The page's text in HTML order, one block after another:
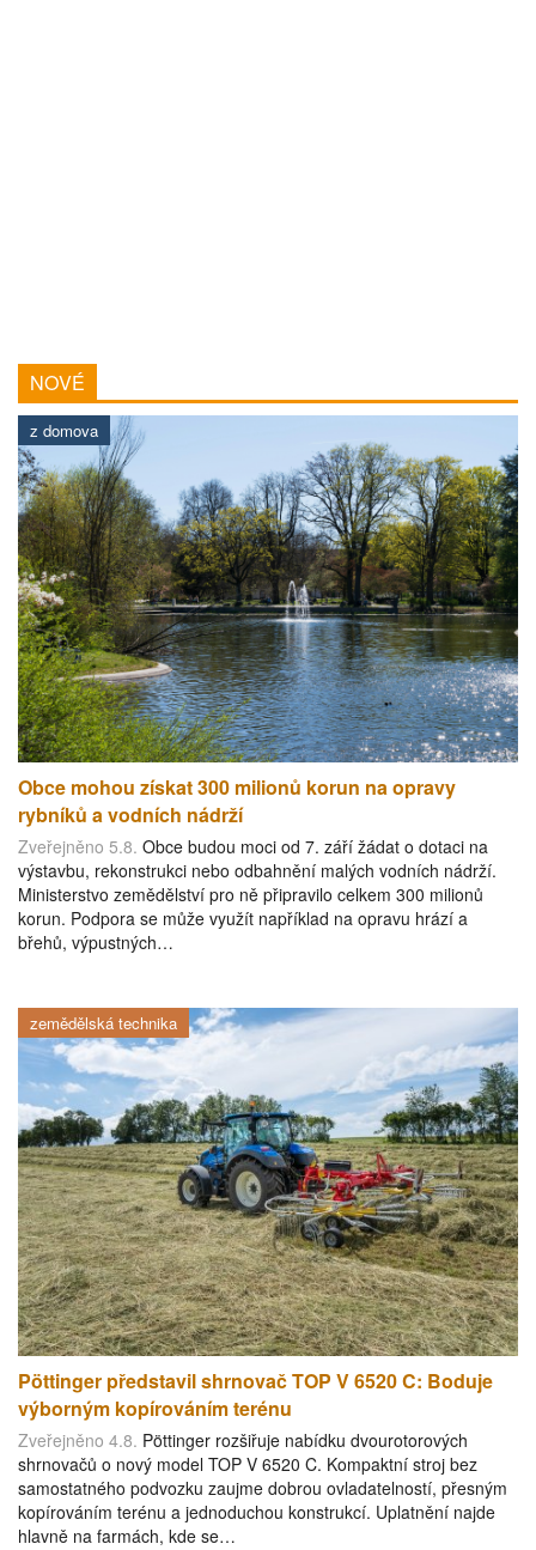
NOVÉ
z domova
Obce mohou získat 300 milionů korun na opravy
rybníků a vodních nádrží
Zveřejněno 5.8. Obce budou moci od 7. září žádat o dotaci na
výstavbu, rekonstrukci nebo odbahnění malých vodních nádrží.
Ministerstvo zemědělství pro ně připravilo celkem 300 milionů
korun. Podpora se může využít například na opravu hrází a
břehů, výpustných…
zemědělská technika
Pöttinger představil shrnovač TOP V 6520 C: Boduje
výborným kopírováním terénu
Zveřejněno 4.8. Pöttinger rozšiřuje nabídku dvourotorových
shrnovačů o nový model TOP V 6520 C. Kompaktní stroj bez
samostatného podvozku zaujme dobrou ovladatelností, přesným
kopírováním terénu a jednoduchou konstrukcí. Uplatnění najde
hlavně na farmách, kde se…